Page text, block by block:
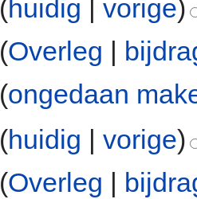
(huidig |vorige)
(Overleg |
(ongedaan
(huidig |vorige)
(Overleg |